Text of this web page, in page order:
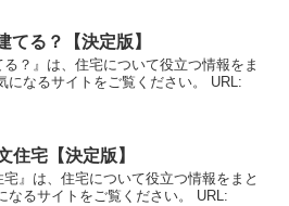
てる？【決定版】
る？』は、住宅について役立つ情報をま
になるサイトをご覧ください。 URL:
住宅【決定版】
宅』は、住宅について役立つ情報をまと
なるサイトをご覧ください。 URL: